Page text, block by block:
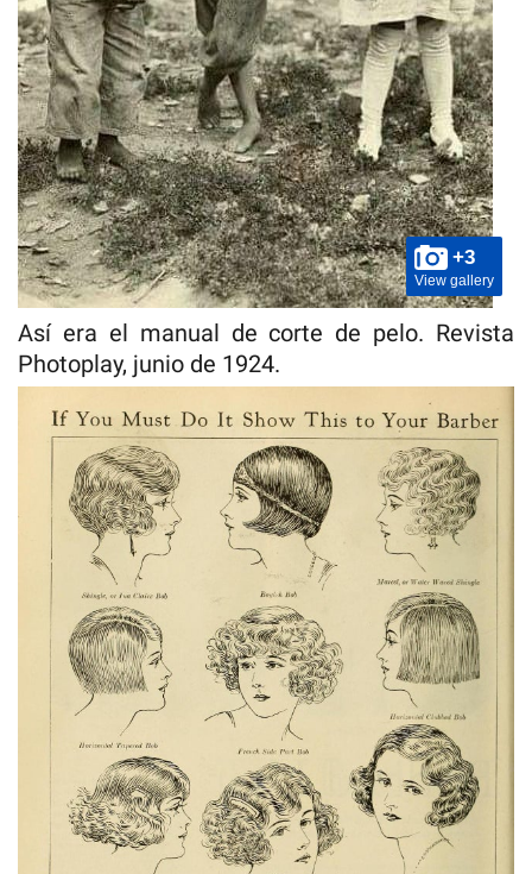
+3
View gallery
Así era el manual de corte de pelo. Revista
Photoplay, junio de 1924.